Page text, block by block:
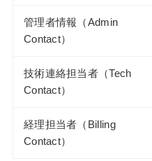
管理者情報（Admin
Contact）
技術連絡担当者（Tech
Contact）
経理担当者（Billing
Contact）